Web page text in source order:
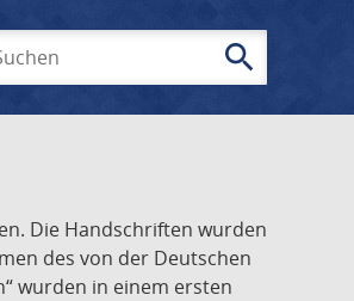
search
Die Handschriften wurden
des von der Deutschen
wurden in einem ersten